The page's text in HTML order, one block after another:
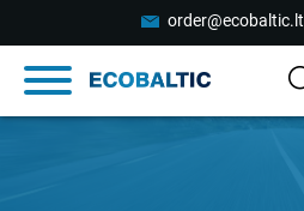
order@ecobaltic.lt